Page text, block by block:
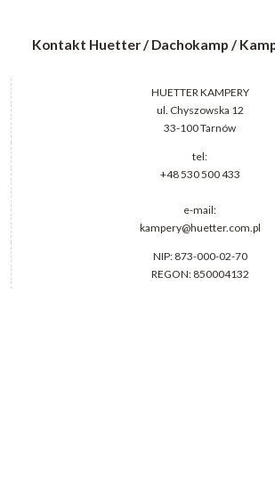
Kontakt Huetter / Dachokamp /
HUETTER KAMPERY
ul. Chyszowska 12
33-100 Tarnów
tel:
+48 530 500 433
e-mail:
kampery@huetter.com.pl
NIP: 873-000-02-70
REGON: 850004132